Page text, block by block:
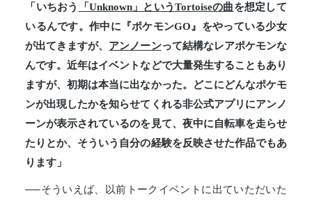
「いちおう 「Unknown」というTortoiseの曲を想定して
いるんです。作中に『ポケモンGO』をやっている少女
が出てきますが、 アンノーンって結構なレアポケモンな
んです。近年はイベントなどで大量発生することもあり
ますが、初期は本当に出なかった。どこにどんなポケモ
ンが出現したかを知らせてくれる非公式アプリにアンノ
ーンが表示されているのを見て、夜中に自転車を走らせ
たりとか、そういう自分の経験を反映させた作品でもあ
ります」
──そういえば、以前トークイベントに出ていただいた